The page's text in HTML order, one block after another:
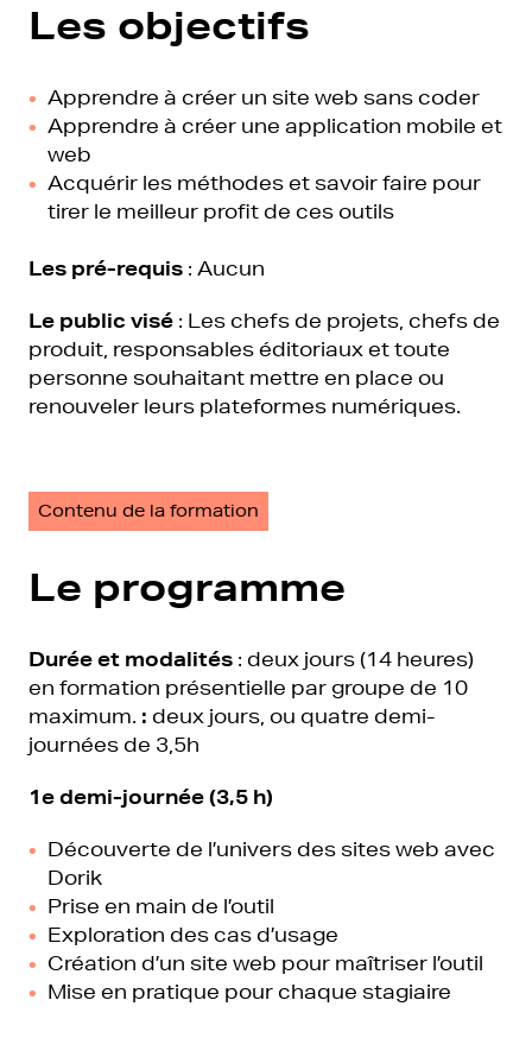
Les objectifs
Apprendre à créer un site web sans coder
Apprendre à créer une application mobile et
web
Acquérir les méthodes et savoir faire pour
tirer le meilleur profit de ces outils
Les pré-requis : Aucun
Le public visé : Les chefs de projets, chefs de
produit, responsables éditoriaux et toute
personne souhaitant mettre en place ou
renouveler leurs plateformes numériques.
Contenu de la formation
Le programme
Durée et modalités : deux jours (14 heures)
en formation présentielle par groupe de 10
maximum. : deux jours, ou quatre demi-
journées de 3,5h
1e demi-journée (3,5 h)
Découverte de l’univers des sites web avec
Dorik
Prise en main de l’outil
Exploration des cas d’usage
Création d’un site web pour maîtriser l’outil
Mise en pratique pour chaque stagiaire